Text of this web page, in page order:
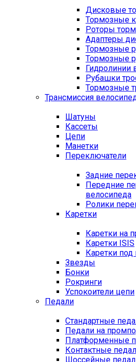
Дисковые
Тормозные
Роторы
Адаптеры
Тормозные
Тормозные
Гидролинии
Рубашки
Тормозные
Трансмиссия
Шатуны
Кассеты
Цепи
Манетки
Переключатели
Задние
Передние
велосипеда
Ролики
Каретки
Каретки на
Каретки ISIS
Каретки под
Звезды
Бонки
Рокринги
Успокоители цепи
Педали
Стандартные
Педали на
Платформенные
Контактные
Шоссейные